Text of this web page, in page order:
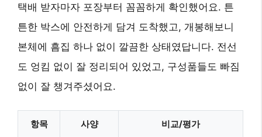
택배 받자마자 포장부터 꼼꼼하게 확인했어요. 튼
튼한 박스에 안전하게 담겨 도착했고, 개봉해보니
본체에 흠집 하나 없이 깔끔한 상태였답니다. 전선
도 엉킴 없이 잘 정리되어 있었고, 구성품들도 빠짐
없이 잘 챙겨주셨어요.
항목 사양 비교/평가